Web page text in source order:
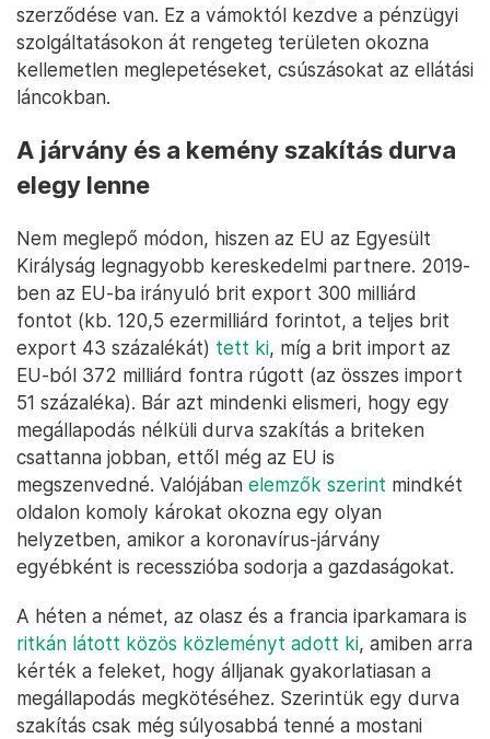
szerződése van. Ez a vámoktól kezdve a pénzügyi
szolgáltatásokon át rengeteg területen okozna
kellemetlen meglepetéseket, csúszásokat az ellátási
láncokban.
A járvány és a kemény szakítás durva
elegy lenne
Nem meglepő módon, hiszen az EU az Egyesült
Királyság legnagyobb kereskedelmi partnere. 2019-
ben az EU-ba irányuló brit export 300 milliárd
fontot (kb. 120,5 ezermilliárd forintot, a teljes brit
export 43 százalékát) tett ki, míg a brit import az
EU-ból 372 milliárd fontra rúgott (az összes import
51 százaléka). Bár azt mindenki elismeri, hogy egy
megállapodás nélküli durva szakítás a briteken
csattanna jobban, ettől még az EU is
megszenvedné. Valójában elemzők szerint mindkét
oldalon komoly károkat okozna egy olyan
helyzetben, amikor a koronavírus-járvány
egyébként is recesszióba sodorja a gazdaságokat.
A héten a német, az olasz és a francia iparkamara is
ritkán látott közös közleményt adott ki, amiben arra
kérték a feleket, hogy álljanak gyakorlatiasan a
megállapodás megkötéséhez. Szerintük egy durva
szakítás csak még súlyosabbá tenné a mostani